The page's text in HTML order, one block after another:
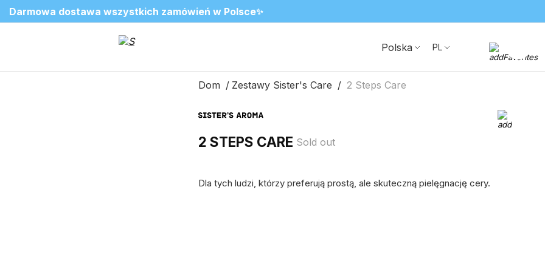
✨
2=3 na ulubione zapachy do wnętrz
SALE do -20%✨
❤️ Perfumy Sugar Porn 50 ml znów dostępne
Nowosci✨
Polska PL
Dom Zestawy Sister's Care 2 Steps Care
2 STEPS CARE Sold out
Dla tych ludzi, którzy preferują prostą, ale skuteczną pielęgnację cery.